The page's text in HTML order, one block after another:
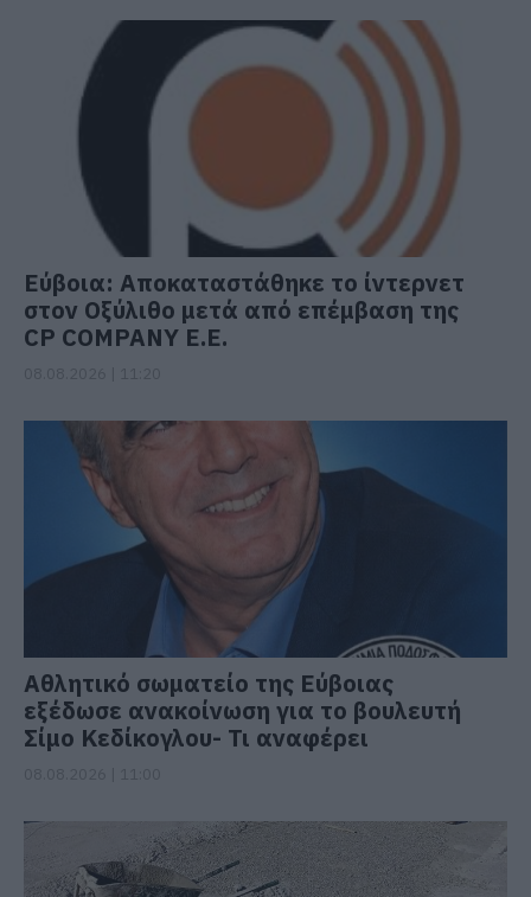
Εύβοια: Αποκαταστάθηκε το ίντερνετ
στον Οξύλιθο μετά από επέμβαση της
CP COMPANY Ε.Ε.
Αθλητικό σωματείο της Εύβοιας
εξέδωσε ανακοίνωση για το βουλευτή
Σίμο Κεδίκογλου- Τι αναφέρει